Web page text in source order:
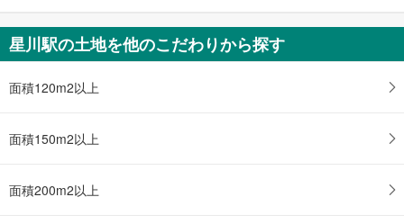
星川駅の土地を他のこだわりから探す
面積120m2以上
面積150m2以上
面積200m2以上